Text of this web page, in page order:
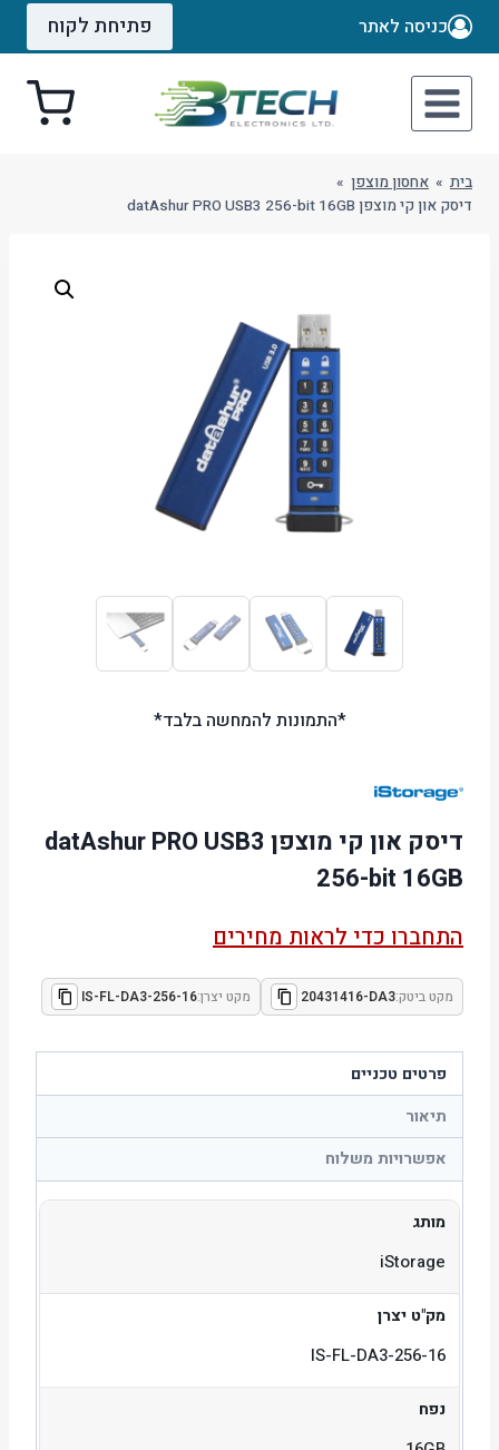
Skip
כניסה לאתר פתיחת לקוח
בית » אחסון מוצפן »
דיסק און קי מוצפן datAshur PRO USB3 256-bit 16GB
*התמונות להמחשה בלבד*
דיסק און קי מוצפן datAshur PRO USB3
256-bit 16GB
התחברו כדי לראות מחירים
מקט ביטק:20431416-DA3 מקט יצרן:IS-FL-DA3-256-16
פרטים טכניים
תיאור
אפשרויות משלוח
מותג
iStorage
מק"ט יצרן
IS-FL-DA3-256-16
נפח